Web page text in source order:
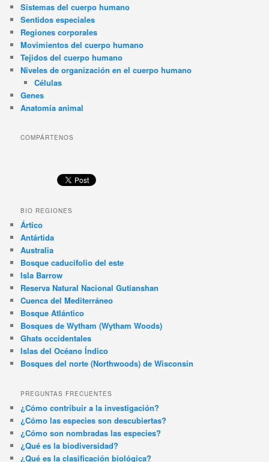
Sistemas del cuerpo humano
Sentidos especiales
Regiones corporales
Movimientos del cuerpo humano
Tejidos del cuerpo humano
Niveles de organización en el cuerpo humano
Células
Genes
Anatomía animal
COMPÁRTENOS
BIO REGIONES
Ártico
Antártida
Australia
Bosque caducifolio del este
Isla Barrow
Reserva Natural Nacional Gutianshan
Cuenca del Mediterráneo
Bosque Atlántico
Bosques de Wytham (Wytham Woods)
Ghats occidentales
Islas del Océano Índico
Bosques del norte (Northwoods) de Wisconsin
PREGUNTAS FRECUENTES
¿Cómo contribuir a la investigación?
¿Cómo las especies son descubiertas?
¿Cómo son nombradas las especies?
¿Qué es la biodiversidad?
¿Qué es la clasificación biológica?